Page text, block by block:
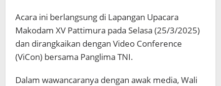
Acara ini berlangsung di Lapangan Upacara
Makodam XV Pattimura pada Selasa (25/3/2025)
dan dirangkaikan dengan Video Conference
(ViCon) bersama Panglima TNI.
Dalam wawancaranya dengan awak media, Wali